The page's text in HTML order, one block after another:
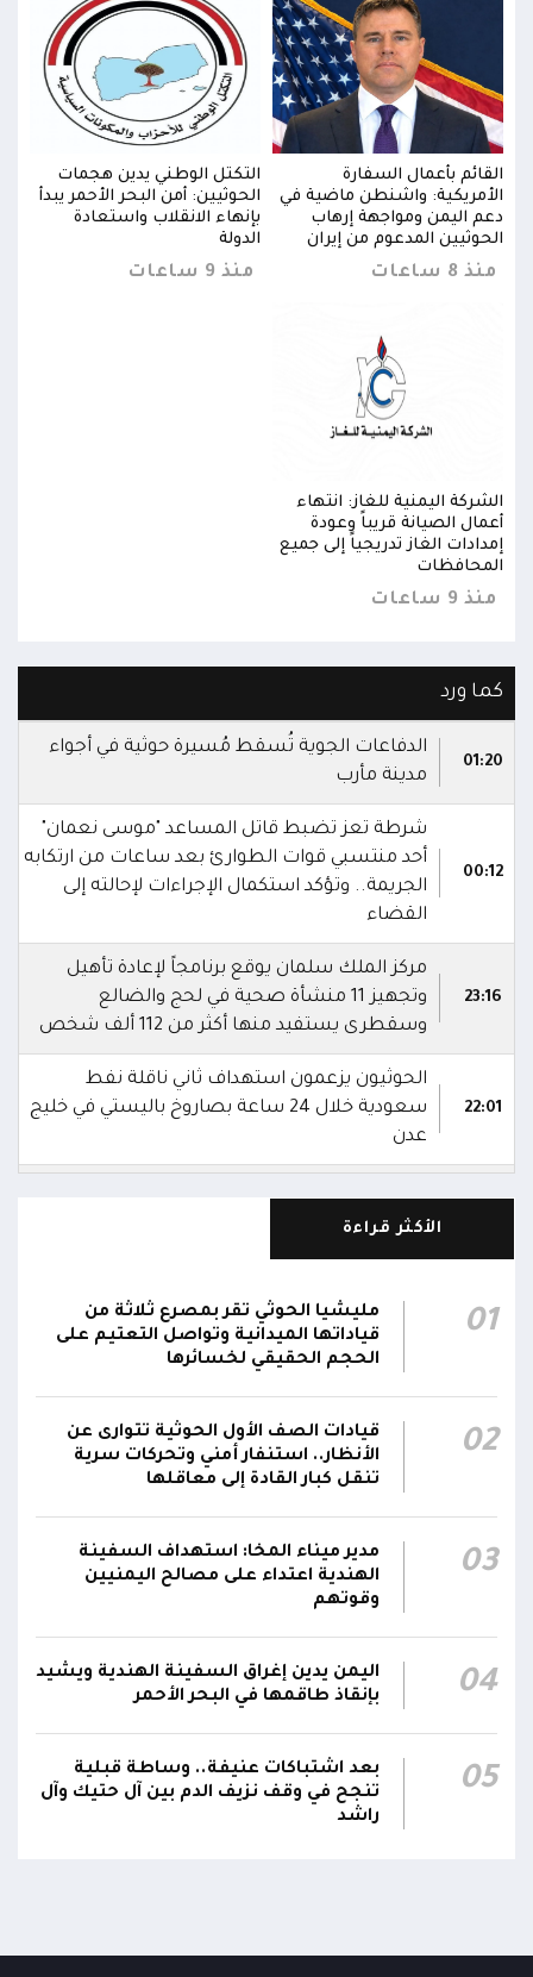
القائم بأعمال السفارة
الأمريكية: واشنطن ماضية في
دعم اليمن ومواجهة إرهاب
الحوثيين المدعوم من إيران
منذ 8 ساعات
التكتل الوطني يدين هجمات
الحوثيين: أمن البحر الأحمر يبدأ
بإنهاء الانقلاب واستعادة
الدولة
منذ 9 ساعات
الشركة اليمنية للغاز: انتهاء
أعمال الصيانة قريباً وعودة
إمدادات الغاز تدريجياً إلى جميع
المحافظات
منذ 9 ساعات
كما ورد
01:20
الدفاعات الجوية تُسقط مُسيرة حوثية في أجواء
مدينة مأرب
00:12
شرطة تعز تضبط قاتل المساعد "موسى نعمان"
أحد منتسبي قوات الطوارئ بعد ساعات من ارتكابه
الجريمة.. وتؤكد استكمال الإجراءات لإحالته إلى
القضاء
23:16
مركز الملك سلمان يوقع برنامجاً لإعادة تأهيل
وتجهيز 11 منشأة صحية في لحج والضالع
وسقطرى يستفيد منها أكثر من 112 ألف شخص
22:01
الحوثيون يزعمون استهداف ثاني ناقلة نفط
سعودية خلال 24 ساعة بصاروخ باليستي في خليج
عدن
الانتهاء وإمدادات الغاز ستعود تدريجياً لتغطية
رئيس مجلس القيادة يُصدر قراراً بتعيين يحيى
محمد كزمان وكيلاً لقطاع الأمن الداخلي، وأحمد
سعد السقطري وكيلاً لقطاع الأمن الخارجي؛ في
رئيس مجلس القيادة يعين اللواء الركن طيار
عبدالعزيز سعيد المحيا قائداً للقوات الجوية والدفاع
الجوي.. ويُعين العميد ناشر منصور باجري رئيساً
قرارات رئاسية بتعيين أحمد سعيد بن بريك وراشد
ناصر الجند مستشارين لرئيس مجلس القيادة
الرئاسي وترقيتهما إلى رتبة فريق
الأكثر قراءة
01
مليشيا الحوثي تقر بمصرع ثلاثة من
قياداتها الميدانية وتواصل التعتيم على
الحجم الحقيقي لخسائرها
02
قيادات الصف الأول الحوثية تتوارى عن
الأنظار.. استنفار أمني وتحركات سرية
تنقل كبار القادة إلى معاقلها
03
مدير ميناء المخا: استهداف السفينة
الهندية اعتداء على مصالح اليمنيين
وقوتهم
04
اليمن يدين إغراق السفينة الهندية ويشيد
بإنقاذ طاقمها في البحر الأحمر
05
بعد اشتباكات عنيفة.. وساطة قبلية
تنجح في وقف نزيف الدم بين آل حتيك وآل
راشد